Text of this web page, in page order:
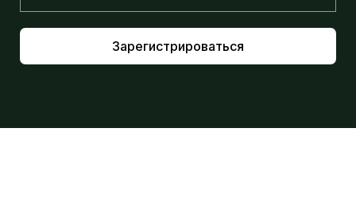
Зарегистрироваться